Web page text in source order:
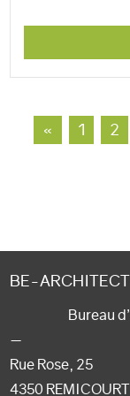
« 1 2
BE-
Bureau
—
Rue Rose, 25
4350 REMICOURT